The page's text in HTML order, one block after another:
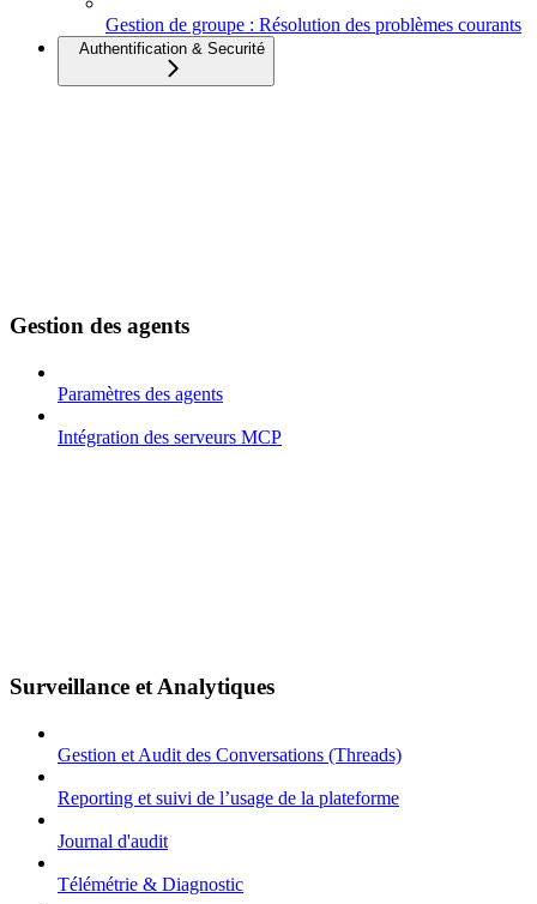
Gestion de groupe : Résolution des problèmes courants
Authentification & Securité
Gestion des agents
Paramètres des agents
Intégration des serveurs MCP
Surveillance et Analytiques
Gestion et Audit des Conversations (Threads)
Reporting et suivi de l’usage de la plateforme
Journal d'audit
Télémétrie & Diagnostic